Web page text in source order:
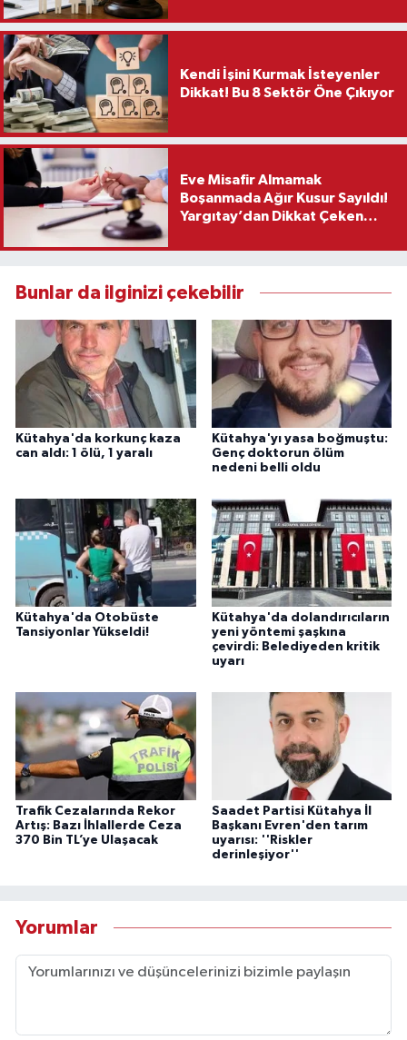
Kendi İşini Kurmak İsteyenler
Dikkat! Bu 8 Sektör Öne Çıkıyor
Eve Misafir Almamak
Boşanmada Ağır Kusur Sayıldı!
Yargıtay’dan Dikkat Çeken
Bunlar da ilginizi çekebilir
Kütahya'da korkunç kaza
can aldı: 1 ölü, 1 yaralı
Kütahya'yı yasa boğmuştu:
Genç doktorun ölüm
nedeni belli oldu
Kütahya'da Otobüste
Tansiyonlar Yükseldi!
Kütahya'da dolandırıcıların
yeni yöntemi şaşkına
çevirdi: Belediyeden kritik
uyarı
Trafik Cezalarında Rekor
Artış: Bazı İhlallerde Ceza
370 Bin TL’ye Ulaşacak
Saadet Partisi Kütahya İl
Başkanı Evren'den tarım
uyarısı: ''Riskler
derinleşiyor''
Yorumlar